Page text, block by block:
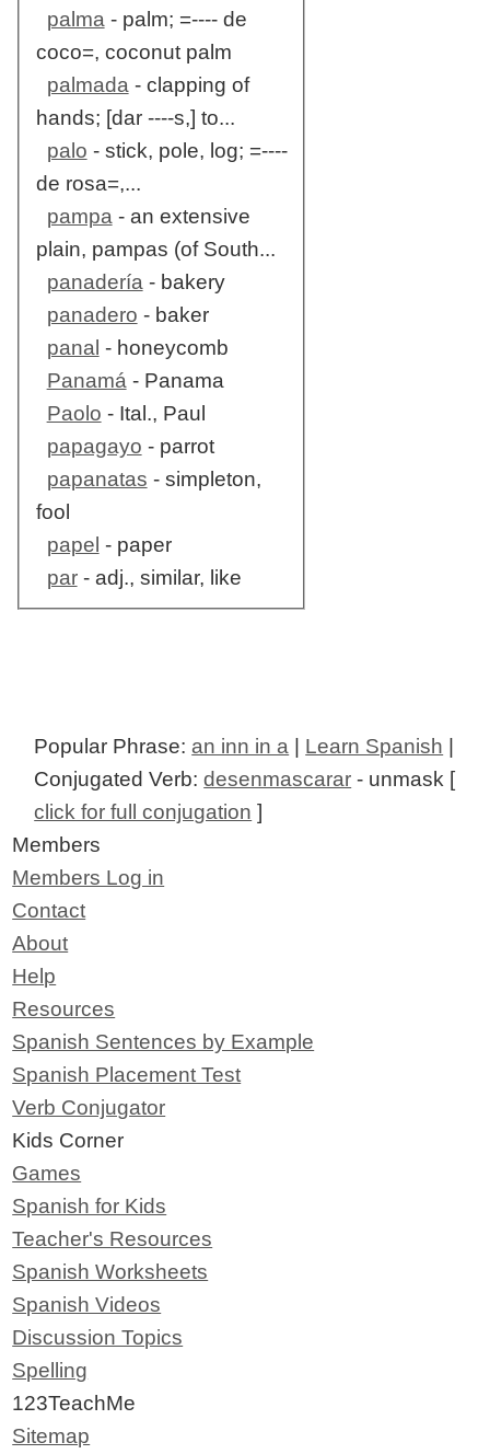
palma - palm; =---- de
coco=, coconut palm
palmada - clapping of
hands; [dar ----s,] to...
palo - stick, pole, log; =----
de rosa=,...
pampa - an extensive
plain, pampas (of South...
panadería - bakery
panadero - baker
panal - honeycomb
Panamá - Panama
Paolo - Ital., Paul
papagayo - parrot
papanatas - simpleton,
fool
papel - paper
par- adj., similar, like
Popular Phrase: an inn in a Learn Spanish
Conjugated Verb:desenmascarar - unmask [
click for full conjugation ]
Members
Members Log in
Contact
About
Help
Resources
Spanish Sentences by Example
Spanish Placement Test
Verb Conjugator
Kids Corner
Games
Spanish for Kids
Teacher's Resources
Spanish Worksheets
Spanish Videos
Discussion Topics
Spelling
123TeachMe
Sitemap